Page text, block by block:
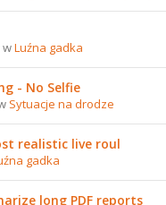
wLuźna gadka
- No Selfie
Sytuacje na drodze
realistic live roul
gadka
long PDF reports